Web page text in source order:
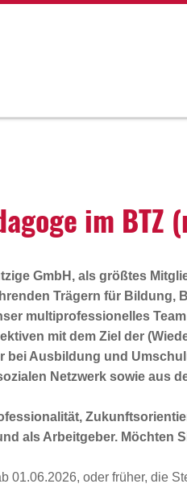
im BTZ
GmbH, als größtes
Trägern für Bildung,
multiprofessionelles
mit dem Ziel der
bei Ausbildung und
Netzwerk sowie aus
als Arbeitgeber. Möchten
01.06.2026, oder früher, die